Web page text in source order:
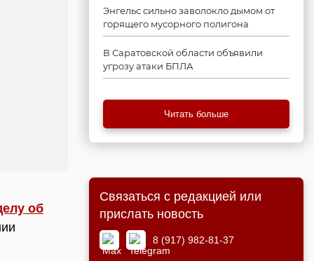
об
Энгельс сильно заволокло дымом от
горящего мусорного полигона
В Саратовской области объявили
угрозу атаки БПЛА
Читать больше
Связаться с редакцией или
прислать новость
8 (917) 982-81-37